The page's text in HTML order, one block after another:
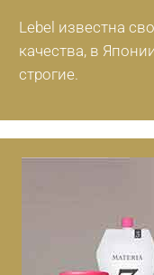
Lebel известна
качества, в
строгие.